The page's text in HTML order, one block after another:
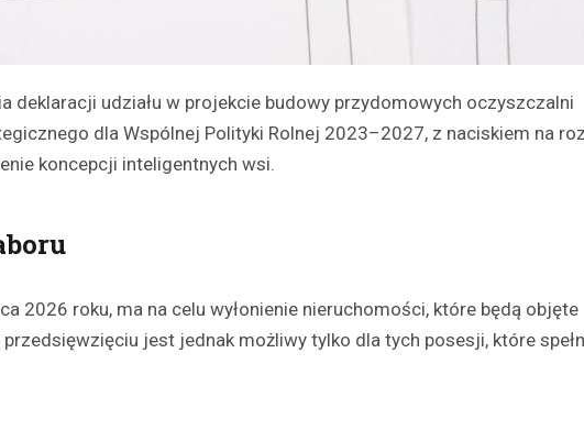
deklaracji udziału w projekcie budowy przydomowych oczyszczalni
dla Wspólnej Polityki Rolnej 2023–2027, z naciskiem na
koncepcji inteligentnych wsi.
2026 roku, ma na celu wyłonienie nieruchomości, które będą objęte
jest jednak możliwy tylko dla tych posesji, które